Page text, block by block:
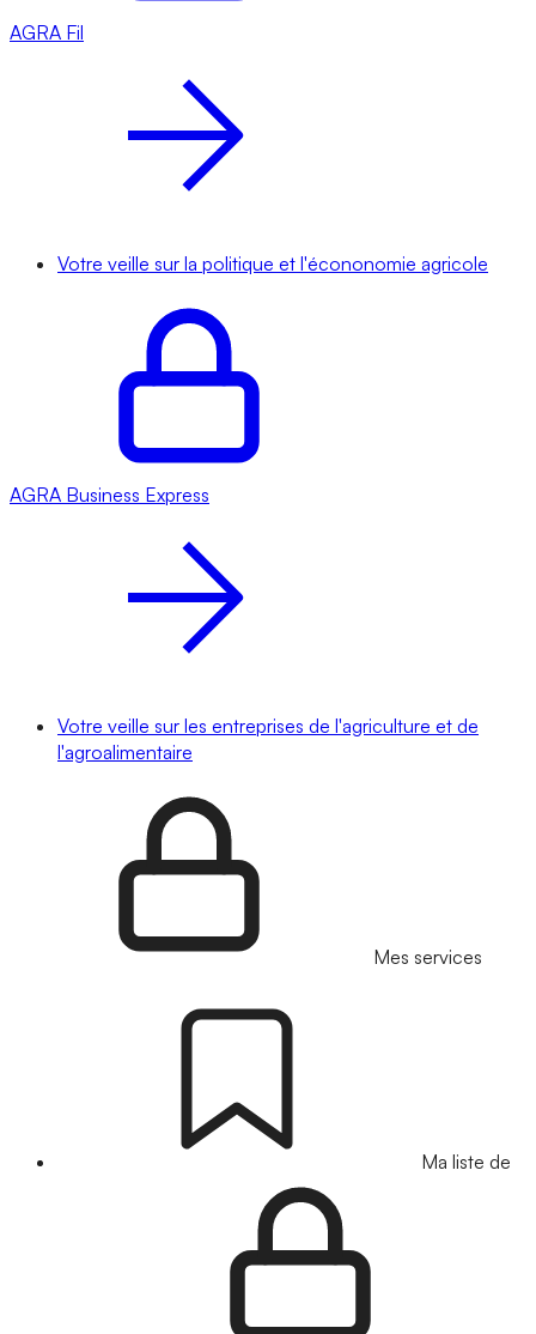
AGRA Fil
Votre veille sur la politique et l'écononomie agricole
AGRA Business Express
Votre veille sur les entreprises de l'agriculture et de
l'agroalimentaire
Mes services
Ma liste de